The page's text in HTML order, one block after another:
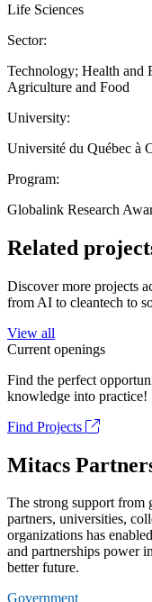
Life Sciences
Sector:
Technology; Health and
Agriculture and Food
University:
Université du Québec à
Program:
Globalink Research
Related
Discover more projects
from AI to cleantech to
View all
Current openings
Find the perfect
knowledge into practice!
Find Projects
Mitacs
The strong support from
partners, universities,
organizations has
and partnerships power
better future.
Government